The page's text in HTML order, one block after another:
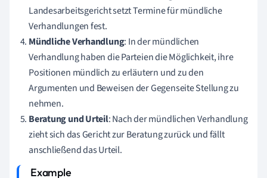
Landesarbeitsgericht setzt Termine für mündliche
Verhandlungen fest.
Mündliche Verhandlung: In der mündlichen
Verhandlung haben die Parteien die Möglichkeit, ihre
Positionen mündlich zu erläutern und zu den
Argumenten und Beweisen der Gegenseite Stellung zu
nehmen.
Beratung und Urteil: Nach der mündlichen Verhandlung
zieht sich das Gericht zur Beratung zurück und fällt
anschließend das Urteil.